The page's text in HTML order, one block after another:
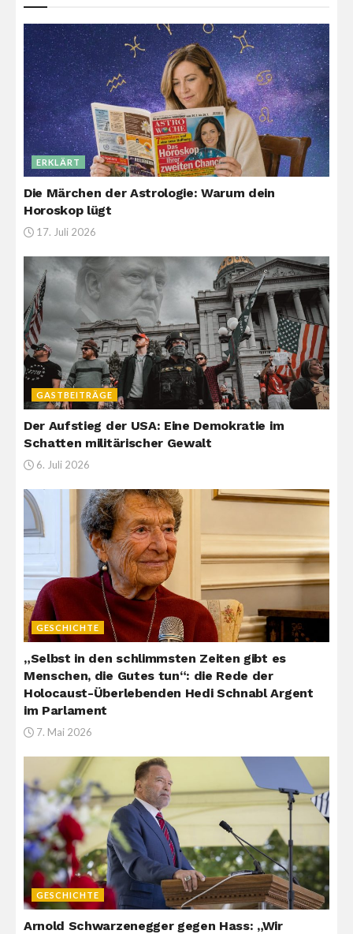
ERKLÄRT
Die Märchen der Astrologie: Warum dein
Horoskop lügt
17. Juli 2026
GASTBEITRÄGE
Der Aufstieg der USA: Eine Demokratie im
Schatten militärischer Gewalt
6. Juli 2026
GESCHICHTE
„Selbst in den schlimmsten Zeiten gibt es
Menschen, die Gutes tun“: die Rede der
Holocaust-Überlebenden Hedi Schnabl Argent
im Parlament
7. Mai 2026
GESCHICHTE
Arnold Schwarzenegger gegen Hass: „Wir